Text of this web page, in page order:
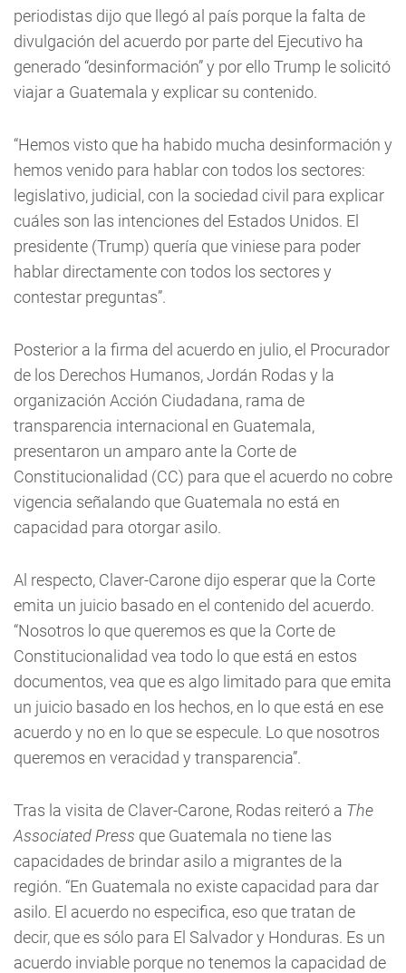
periodistas dijo que llegó al país porque la falta de
divulgación del acuerdo por parte del Ejecutivo ha
generado “desinformación” y por ello Trump le solicitó
viajar a Guatemala y explicar su contenido.
“Hemos visto que ha habido mucha desinformación y
hemos venido para hablar con todos los sectores:
legislativo, judicial, con la sociedad civil para explicar
cuáles son las intenciones del Estados Unidos. El
presidente (Trump) quería que viniese para poder
hablar directamente con todos los sectores y
contestar preguntas”.
Posterior a la firma del acuerdo en julio, el Procurador
de los Derechos Humanos, Jordán Rodas y la
organización Acción Ciudadana, rama de
transparencia internacional en Guatemala,
presentaron un amparo ante la Corte de
Constitucionalidad (CC) para que el acuerdo no cobre
vigencia señalando que Guatemala no está en
capacidad para otorgar asilo.
Al respecto, Claver-Carone dijo esperar que la Corte
emita un juicio basado en el contenido del acuerdo.
“Nosotros lo que queremos es que la Corte de
Constitucionalidad vea todo lo que está en estos
documentos, vea que es algo limitado para que emita
un juicio basado en los hechos, en lo que está en ese
acuerdo y no en lo que se especule. Lo que nosotros
queremos en veracidad y transparencia”.
Tras la visita de Claver-Carone, Rodas reiteró a The
Associated Press que Guatemala no tiene las
capacidades de brindar asilo a migrantes de la
región. “En Guatemala no existe capacidad para dar
asilo. El acuerdo no especifica, eso que tratan de
decir, que es sólo para El Salvador y Honduras. Es un
acuerdo inviable porque no tenemos la capacidad de